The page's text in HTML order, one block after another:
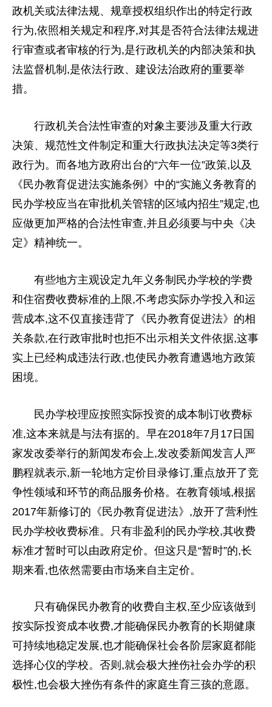
政机关或法律法规、规章授权组织作出的特定行政
行为,依照相关规定和程序,对其是否符合法律法规进
行审查或者审核的行为,是行政机关的内部决策和执
法监督机制,是依法行政、建设法治政府的重要举
措。
行政机关合法性审查的对象主要涉及重大行政
决策、规范性文件制定和重大行政执法决定等3类行
政行为。而各地方政府出台的“六年一位”政策,以及
《民办教育促进法实施条例》中的“实施义务教育的
民办学校应当在审批机关管辖的区域内招生”规定,也
应做更加严格的合法性审查,并且必须要与中央 《决
定》精神统一。
有些地方主观设定九年义务制民办学校的学费
和住宿费收费标准的上限,不考虑实际办学投入和运
营成本,这不仅直接违背了《民办教育促进法》的相
关条款,在行政审批时也拒不出示相关文件依据,这事
实上已经构成违法行政,也使民办教育遭遇地方政策
困境。
民办学校理应按照实际投资的成本制订收费标
准,这本来就是与法有据的。早在2018年7月17日 国
家发改委举行的新闻发布会上,发改委新闻发言人严
鹏程就表示,新一轮地方定价目录修订,重点放开了竞
争性领域和环节的商品服务价格。在教育领域,根据
2017年新修订的《民办教育促进法》,放开了营利性
民办学校收费标准。只有非盈利的民办学校,其收费
标准才暂时可以由政府定价。但这只是“暂时”的,长
期来看,也依然需要由市场来自主定价。
只有确保民办教育的收费自主权,至少应该做到
按实际投资成本收费,才能确保民办教育的长期健康
可持续地稳定发展,也才能确保社会各阶层家庭都能
选择心仪的学校。否则,就会极大挫伤社会办学的积
极性,也会极大挫伤有条件的家庭生育三孩的意愿。